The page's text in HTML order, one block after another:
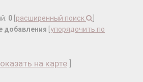
0 расширенный поиск
добавления упорядочить по
на карте